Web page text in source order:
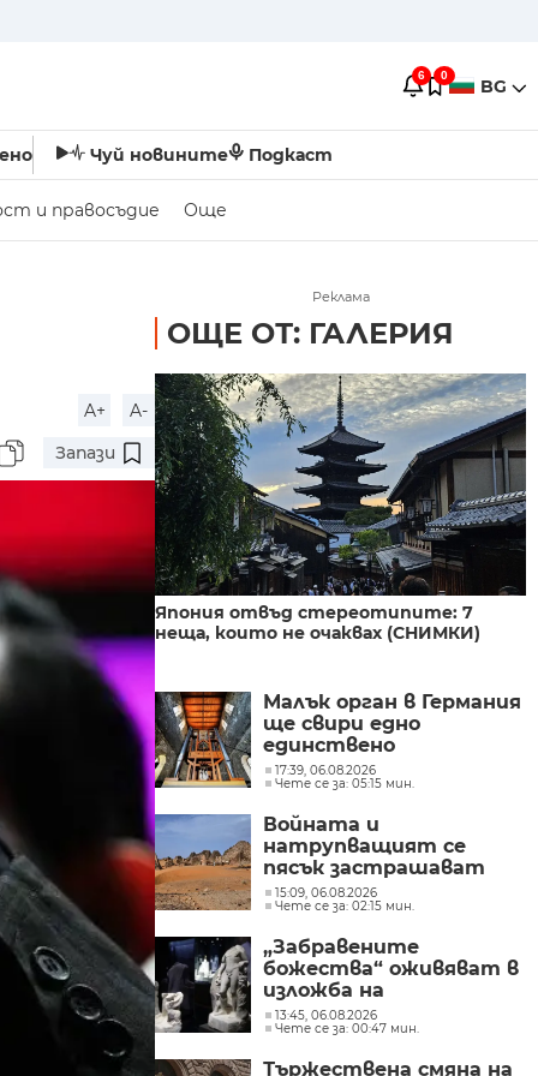
6 0 BG
Чуй новините Подкаст
и правосъдие Още
A+
A-
Запази
Реклама
ОЩЕ ОТ: ГАЛЕРИЯ
Япония отвъд стереотипите: 7
неща, които не очаквах (СНИМКИ)
Малък орган в Германия
ще свири едно
единствено
произведение до 2640 г.
(СНИМКИ)
17:39, 06.08.2026
Чете се за: 05:15 мин.
Войната и
натрупващият се
пясък застрашават
пирамидите в Судан
(СНИМКИ)
15:09, 06.08.2026
Чете се за: 02:15 мин.
„Забравените
божества“ оживяват в
изложба на
Националния
археологически музей
(СНИМКИ)
13:45, 06.08.2026
Чете се за: 00:47 мин.
Тържествена смяна на